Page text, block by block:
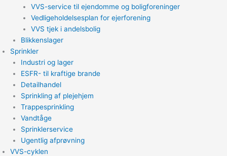
VVS-service til ejendomme og boligforeninger
Vedligeholdelsesplan for ejerforening
VVS tjek i andelsbolig
Blikkenslager
Sprinkler
Industri og lager
ESFR- til kraftige brande
Detailhandel
Sprinkling af plejehjem
Trappesprinkling
Vandtåge
Sprinklerservice
Ugentlig afprøvning
VVS-cyklen